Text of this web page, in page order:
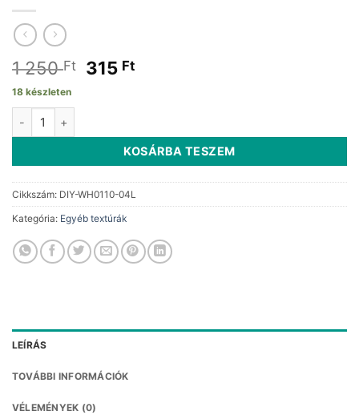
1 250Ft
Original
250 Ft.
315 FtCurrent
18 készleten
KOSÁRBA TESZEM
Cikkszám: DIY-WH0110-04L
Kategória: Egyéb textúrák
LEÍRÁS
TOVÁBBI INFORMÁCIÓK
VÉLEMÉNYEK (0)